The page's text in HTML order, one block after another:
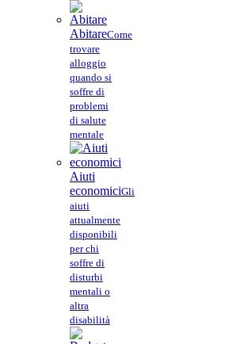
AbitareCome
trovare
alloggio
quando si
soffre di
problemi
di salute
mentale
Aiuti
economiciGli
aiuti
attualmente
disponibili
per chi
soffre di
disturbi
mentali o
altra
disabilità